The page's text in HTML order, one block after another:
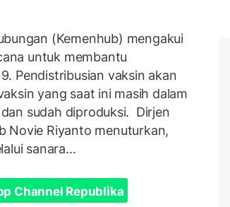
(Kemenhub) mengakui
untuk membantu
Pendistribusian vaksin akan
yang saat ini masih dalam
sudah diproduksi. Dirjen
Novie Riyanto menuturkan,
sanara...
Channel Republika